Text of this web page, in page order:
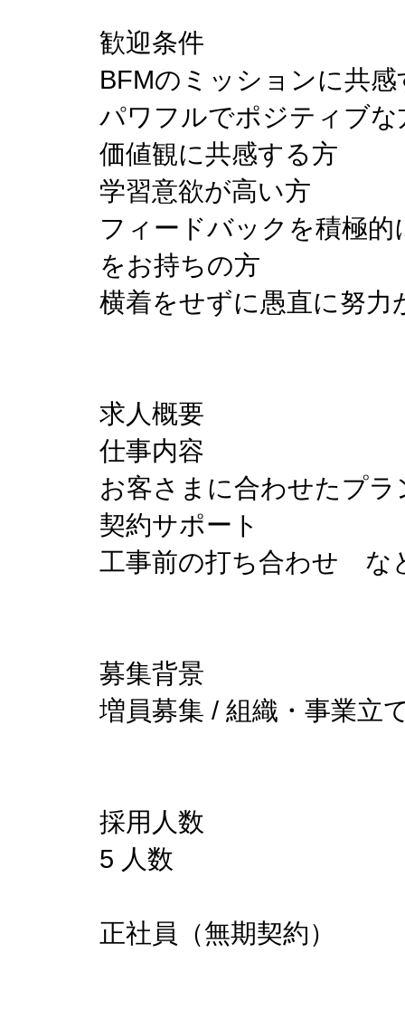
歓迎条件
BFMのミッションに共感
パワフルでポジティブな
価値観に共感する方
学習意欲が高い方
フィードバックを積極
をお持ちの方
横着をせずに愚直に努力
求人概要
仕事内容
お客さまに合わせたプラ
契約サポート
工事前の打ち合わせ な
募集背景
増員募集 / 組織・事業立
採用人数
5 人数
正社員（無期契約）